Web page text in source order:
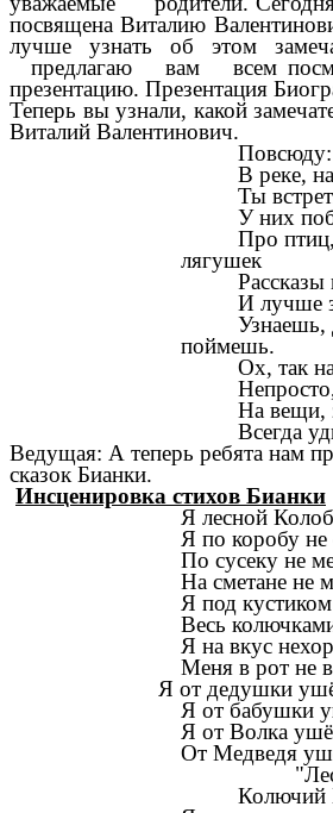
посвящена Виталию
лучше узнать об этом
предлагаю вам всем
презентацию. Презентация
Теперь вы узнали, какой
Виталий Валентинович.
Повсюду:
В реке,
Ты
У них
Про
лягушек
Рассказы
И лучше
поймешь.
Ох, так
На вещи,
Всегда
Ведущая: А теперь ребята нам
сказок Бианки.
Инсценировка стихов Бианки
Я лесной
Я по коробу не
По сусеку не
На сметане не
Я под
Весь
Я на вкус
Меня в рот не
Я от дедушки
Я от бабушки
Я от Волка
От Медведя
Колючий